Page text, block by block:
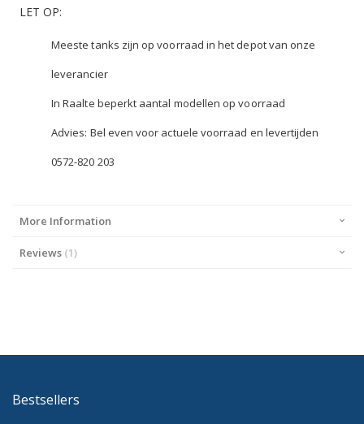
LET OP:
Meeste tanks zijn op voorraad in het depot van onze
leverancier
In Raalte beperkt aantal modellen op voorraad
Advies: Bel even voor actuele voorraad en levertijden
0572-820 203
More Information
Reviews 1
Bestsellers